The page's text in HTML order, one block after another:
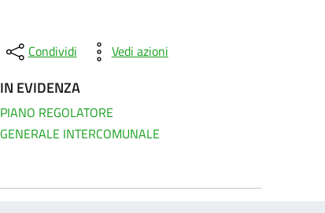
Condividi Vedi azioni
IN EVIDENZA
PIANO REGOLATORE
GENERALE INTERCOMUNALE